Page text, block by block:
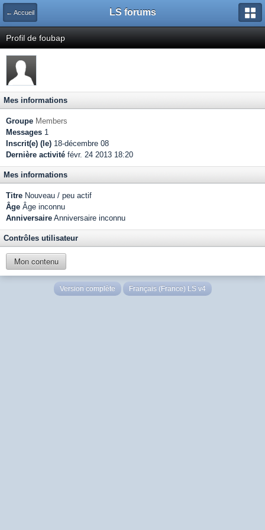
← Accueil LS forums
Profil de foubap
Mes informations
Groupe Members
Messages 1
Inscrit(e) (le) 18-décembre 08
Dernière activité févr. 24 2013 18:20
Mes informations
Titre Nouveau / peu actif
Âge Âge inconnu
Anniversaire Anniversaire inconnu
Contrôles utilisateur
Mon contenu
Version complète Français (France) LS v4